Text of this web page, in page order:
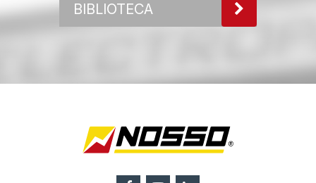
BIBLIOTECA